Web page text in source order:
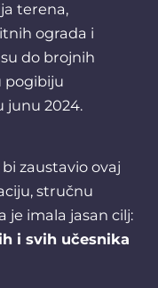
terena,
ograda i
do brojnih
pogibiju
junu 2024.
zaustavio ovaj
stručnu
je imala jasan cilj:
i svih učesnika